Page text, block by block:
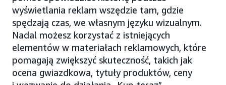
wyświetlania reklam wszędzie tam, gdzie
spędzają czas, we własnym języku wizualnym.
Nadal możesz korzystać z istniejących
elementów w materiałach reklamowych, które
pomagają zwiększyć skuteczność, takich jak
ocena gwiazdkowa, tytuły produktów, ceny